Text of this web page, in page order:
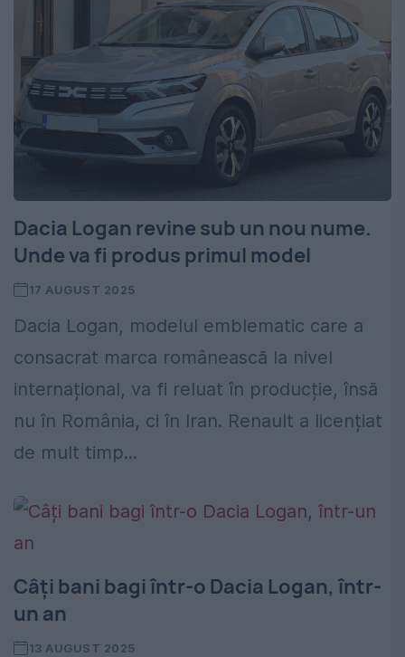
Dacia Logan revine sub un nou nume.
Unde va fi produs primul model
17 AUGUST 2025
Dacia Logan, modelul emblematic care a
consacrat marca românească la nivel
internațional, va fi reluat în producție, însă
nu în România, ci în Iran. Renault a licențiat
de mult timp...
Câți bani bagi într-o Dacia Logan, într-
un an
13 AUGUST 2025